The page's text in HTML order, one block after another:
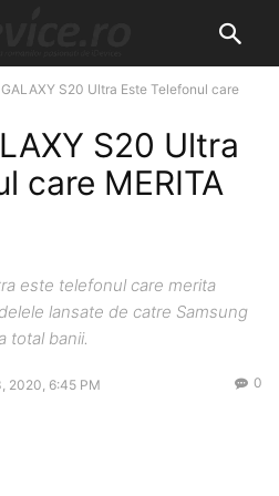
S20 Ultra Este Telefonul care
S20 Ultra
care MERITA
este telefonul care merita
lansate de catre Samsung
total banii.
2020, 6:45 PM 0